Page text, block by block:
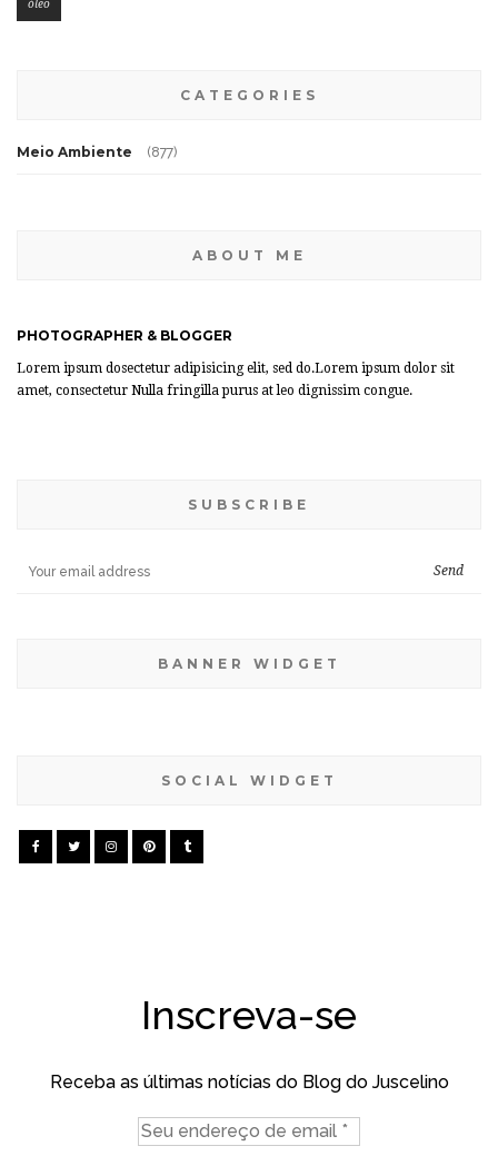
óleo
CATEGORIES
Meio Ambiente (877)
ABOUT ME
PHOTOGRAPHER & BLOGGER
Lorem ipsum dosectetur adipisicing elit, sed do.Lorem ipsum dolor sit
amet, consectetur Nulla fringilla purus at leo dignissim congue.
SUBSCRIBE
BANNER WIDGET
SOCIAL WIDGET
Inscreva-se
Receba as últimas notícias do Blog do Juscelino